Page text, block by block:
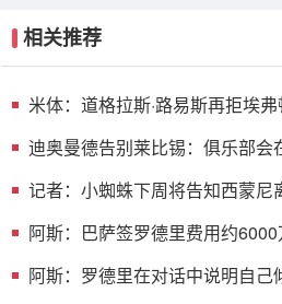
相关推荐
米体：道格拉斯·路易斯再拒埃
迪奥曼德告别莱比锡：俱乐部会
记者：小蜘蛛下周将告知西蒙尼
阿斯：巴萨签罗德里费用约
阿斯：罗德里在对话中说明自己